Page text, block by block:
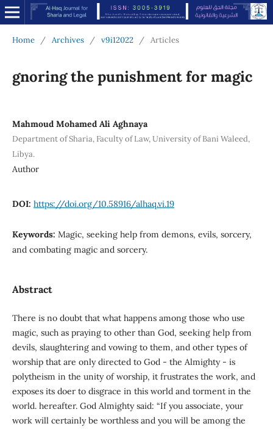
Home / Archives / v9i12022 / Articles
gnoring the punishment for magic
Mahmoud Mohamed Ali Aghnaya
Department of Sharia, Faculty of Law, University of Bani Waleed,
Libya.
Author
DOI: https://doi.org/10.58916/alhaq.vi.19
Keywords: Magic, seeking help from demons, evils, sorcery,
and combating magic and sorcery.
Abstract
There is no doubt that what happens among those who use
magic, such as praying to other than God, seeking help from
devils, slaughtering and vowing to them, and other types of
worship that are only directed to God - the Almighty - is
polytheism in the unity of worship, it frustrates the work, and
exposes its doer to disgrace in this world and torment in the
world. hereafter. God Almighty said: “If you associate, your
work will certainly be worthless and you will be among the